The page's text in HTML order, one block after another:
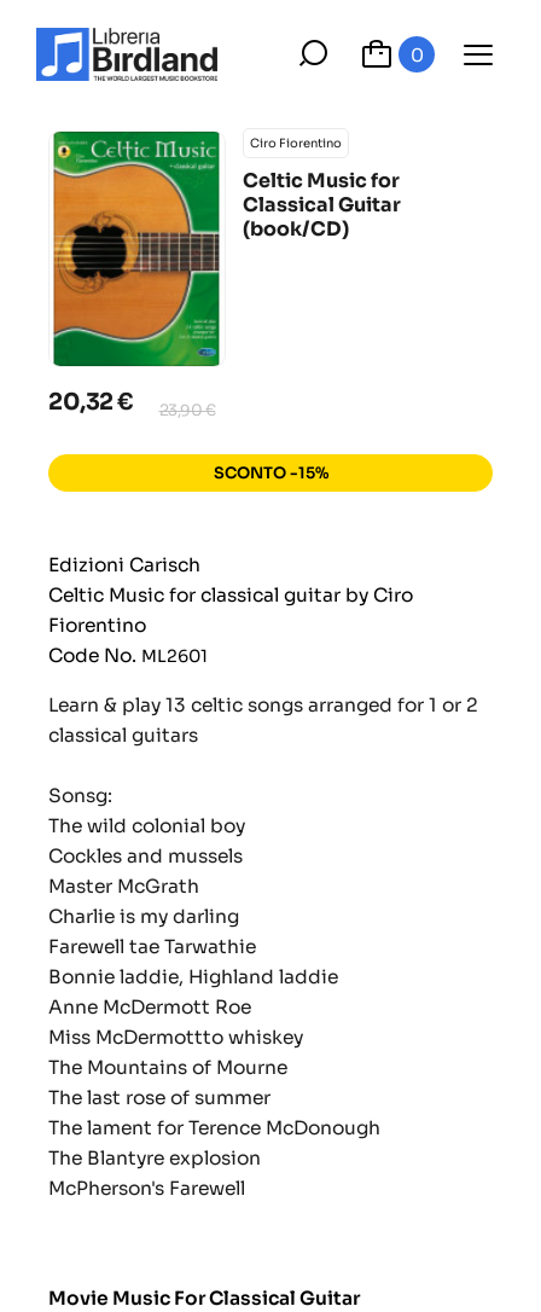
0
Ciro Fiorentino
Celtic Music for
Classical Guitar
(book/CD)
20,32 € 23,90 €
SCONTO -15%
Edizioni Carisch
Celtic Music for classical guitar by Ciro
Fiorentino
Code No. ML2601
Learn & play 13 celtic songs arranged for 1 or 2
classical guitars
Sonsg:
The wild colonial boy
Cockles and mussels
Master McGrath
Charlie is my darling
Farewell tae Tarwathie
Bonnie laddie, Highland laddie
Anne McDermott Roe
Miss McDermottto whiskey
The Mountains of Mourne
The last rose of summer
The lament for Terence McDonough
The Blantyre explosion
McPherson's Farewell
Movie Music For Classical Guitar